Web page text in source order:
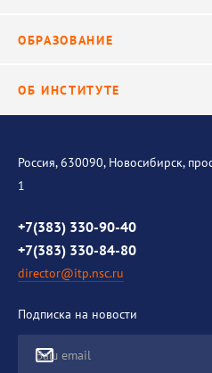
Научные подразделения
Исследования
ОБРАЗОВАНИЕ
ОБ ИНСТИТУТЕ
История института
Контакты
Противодействие коррупции
Россия, 630090, Новосибирск,
1
+7(383) 330-90-40
+7(383) 330-84-80
director@itp.nsc.ru
Подписка на новости
Ваш email